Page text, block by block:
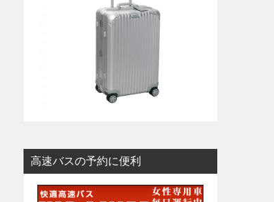
高速バスの予約に便利